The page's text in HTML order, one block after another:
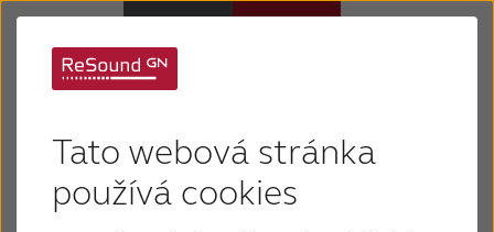
Tato webová stránka
používá cookies
Sluchová ztráta
nedoslýchavost
Pokud trpíte těžkou až velmi těžkou